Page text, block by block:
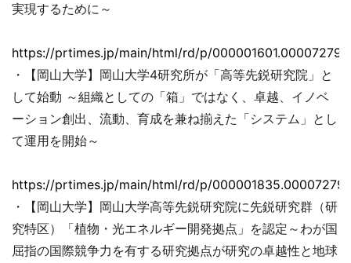
実現するために～
https://prtimes.jp/main/html/rd/p/
・【岡山大学】岡山大学4研究所が「高等先鋭研究院」と
して始動 ～組織としての「箱」ではなく、卓越、イノベ
ーション創出、流動、育成を兼ね揃えた「システム」とし
て運用を開始～
https://prtimes.jp/main/html/rd/p/
・【岡山大学】岡山大学高等先鋭研究院に先鋭研究群（研
究特区）「植物・光エネルギー開発拠点」を認定～わが国
屈指の国際競争力を有する研究拠点が研究の卓越性と地球